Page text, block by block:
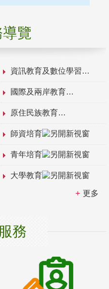
覽
資訊教育及數位學習
國際及兩岸教育
原住民族教育
師資培育
青年培育
大學教育
更多
務